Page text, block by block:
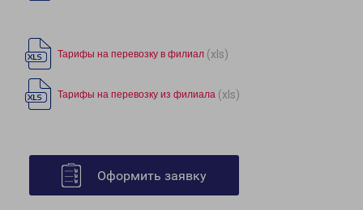
Тарифы на перевозку в филиал (xls)
Тарифы на перевозку из филиала (xls)
Оформить заявку